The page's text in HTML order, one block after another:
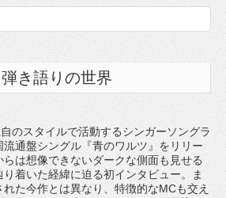
き語りの世界
のスタイルで活動するシンガーソングラ
通盤シングル『青のワルツ』をリリー
は想像できないダークな側面も見せる
着いた経緯に迫る初インタビュー。ま
た今作とは異なり、特徴的なMCも交え